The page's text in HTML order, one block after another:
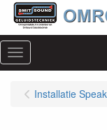
Menu
Installatie